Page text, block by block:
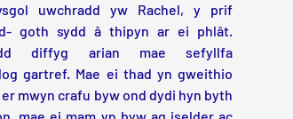
uwchradd yw Rachel, y prif
goth sydd â thipyn ar ei phlât.
diffyg arian mae sefyllfa
gartref. Mae ei thad yn gweithio
mwyn crafu byw ond dydi hyn byth